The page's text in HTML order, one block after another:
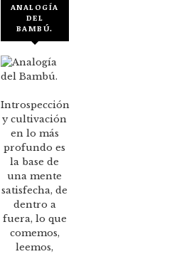
ANALOGÍA
DEL
BAMBÚ.
Introspección
y cultivación
en lo más
profundo es
la base de
una mente
satisfecha, de
dentro a
fuera, lo que
comemos,
leemos,